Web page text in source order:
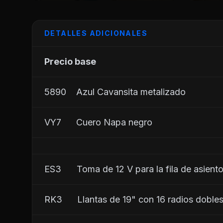
DETALLES ADICIONALES
Precio base
5890    Azul Cavansita metalizado
VY7      Cuero Napa negro
ES3	     Toma de 12 V para la fila de
RK3      Llantas de 19" con 16 radios dobles